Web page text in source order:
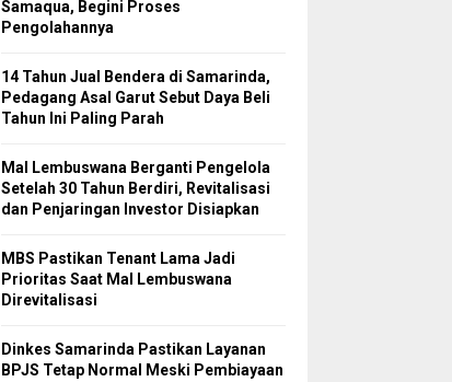
Samaqua, Begini Proses
Pengolahannya
14 Tahun Jual Bendera di Samarinda,
Pedagang Asal Garut Sebut Daya Beli
Tahun Ini Paling Parah
Mal Lembuswana Berganti Pengelola
Setelah 30 Tahun Berdiri, Revitalisasi
dan Penjaringan Investor Disiapkan
MBS Pastikan Tenant Lama Jadi
Prioritas Saat Mal Lembuswana
Direvitalisasi
Dinkes Samarinda Pastikan Layanan
BPJS Tetap Normal Meski Pembiayaan